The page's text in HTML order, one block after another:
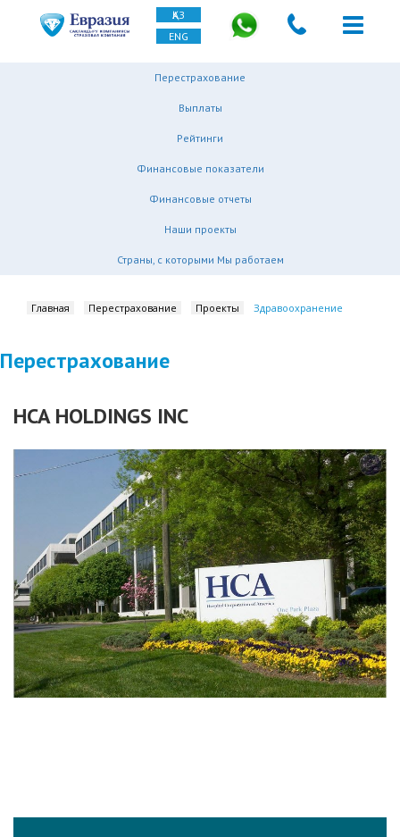
ҚАЗ
ENG
Перестрахование
Выплаты
Рейтинги
Финансовые показатели
Финансовые отчеты
Наши проекты
Страны, с которыми Мы работаем
Главная Перестрахование Проекты Здравоохранение
Перестрахование
HCA HOLDINGS INC